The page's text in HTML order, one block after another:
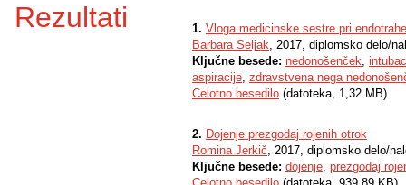
Rezultati 1. Vloga medicinske sestre pri
Barbara Seljak, 2017, diplomsko delo/
Ključne besede: nedonošenček,
aspiracije, zdravstvena nega
Celotno besedilo (datoteka, 1,32 MB)
2. Dojenje prezgodaj rojenih otrok
Romina Jerkič, 2017, diplomsko delo/
Ključne besede: dojenje, prezgodaj